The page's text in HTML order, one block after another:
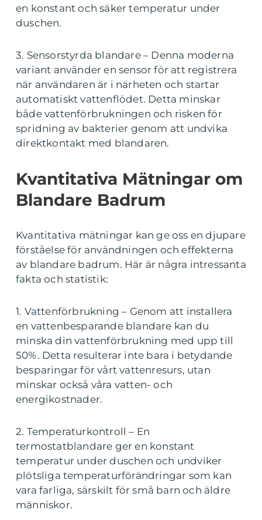
en konstant och säker temperatur under
duschen.
3. Sensorstyrda blandare – Denna moderna
variant använder en sensor för att registrera
när användaren är i närheten och startar
automatiskt vattenflödet. Detta minskar
både vattenförbrukningen och risken för
spridning av bakterier genom att undvika
direktkontakt med blandaren.
Kvantitativa Mätningar om
Blandare Badrum
Kvantitativa mätningar kan ge oss en djupare
förståelse för användningen och effekterna
av blandare badrum. Här är några intressanta
fakta och statistik:
1. Vattenförbrukning – Genom att installera
en vattenbesparande blandare kan du
minska din vattenförbrukning med upp till
50%. Detta resulterar inte bara i betydande
besparingar för vårt vattenresurs, utan
minskar också våra vatten- och
energikostnader.
2. Temperaturkontroll – En
termostatblandare ger en konstant
temperatur under duschen och undviker
plötsliga temperaturförändringar som kan
vara farliga, särskilt för små barn och äldre
människor.